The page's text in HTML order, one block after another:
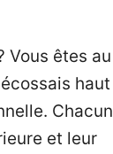
Vous êtes au
haut
Chacun
et leur